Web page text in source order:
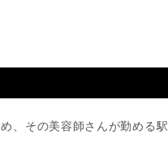
、その美容師さんが勤める駅